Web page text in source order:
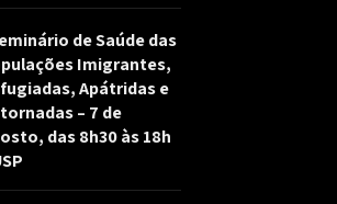
de Saúde das
Imigrantes,
Apátridas e
– 7 de
das 8h30 às 18h